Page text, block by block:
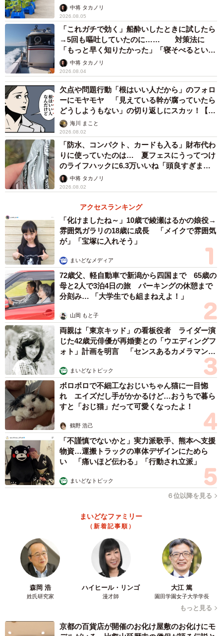
な水やりとは
中将 タカノリ
2026.08.05
「これガチで効く」船酔いしたときに試したら
→5回も嘔吐していたのに…… 対策法に
「もっと早く知りたかった」「寝そべるといい
らしい」
中将 タカノリ
2026.08.04
欠点や問題行動「根はいい人だから」のフォロ
ーにモヤモヤ 「見えている幹が腐っていたら
どうしようもない」の切り返しにスカッ！【漫
画】海川 まこと
2026.08.02
「防水、コンパクト、カードも入る」財布代わ
りに使っていたのは… 夏フェスにうってつけ
のライフハックに6.3万いいね「頭良すぎま
す」中将 タカノリ
2026.08.02
アクセスランキング
「化けましたね～」10歳で綾瀬はるかの娘役→
雰囲気ガラリの18歳に成長 「メイクで雰囲気
が」「宝塚に入れそう」
まいどなメディア
72歳父、軽自動車で新潟から四国まで 65歳の
母と2人で3泊4日の旅 パーキングの休憩まで
分刻み… 「大学生でも組まねえよ！」
山岡 もと子
両親は「東京キッド」の看板役者 ライダー演
じた42歳元俳優が再婚妻との「ウエディングフ
ォト」計画を明言 「センスあるカメラマン求
まいどなトピック
ボロボロで不細工なおじいちゃん猫に一目惚
れ エイズだし手がかかるけど…おうちで暮ら
すと「おじ猫」だって可愛くなったよ！
鶴野 浩己
「不謹慎でないかと」実力派歌手、熊本へ支援
物資…運搬トラックの車体デザインにためら
い 「痛いほど伝わる」「行動され立派」
まいどなトピック
６位以降を見る
まいどなファミリー
（新着記事順）
森岡 浩
姓氏研究家
ハイヒール・リンゴ
漫才師
大江 篤
園田学園女子大学学長
もっと見る
京都の百貨店が開催のお化け屋敷のお化けにモ